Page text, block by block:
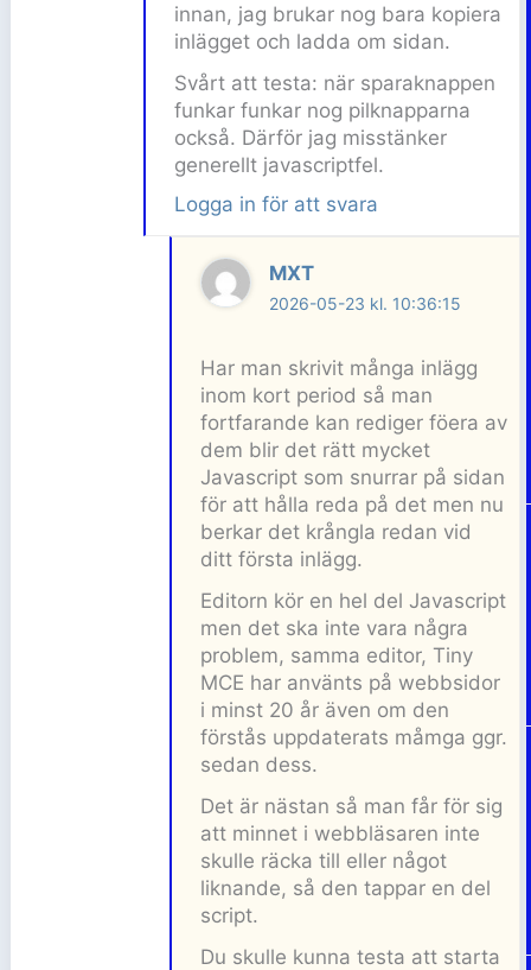
innan, jag brukar nog bara kopiera
inlägget och ladda om sidan.
Svårt att testa: när sparaknappen
funkar funkar nog pilknapparna
också. Därför jag misstänker
generellt javascriptfel.
Logga in för att svara
MXT
2026-05-23 kl. 10:36:15
Har man skrivit många inlägg
inom kort period så man
fortfarande kan rediger föera av
dem blir det rätt mycket
Javascript som snurrar på sidan
för att hålla reda på det men nu
berkar det krångla redan vid
ditt första inlägg.
Editorn kör en hel del Javascript
men det ska inte vara några
problem, samma editor, Tiny
MCE har använts på webbsidor
i minst 20 år även om den
förstås uppdaterats måmga ggr.
sedan dess.
Det är nästan så man får för sig
att minnet i webbläsaren inte
skulle räcka till eller något
liknande, så den tappar en del
script.
Du skulle kunna testa att starta